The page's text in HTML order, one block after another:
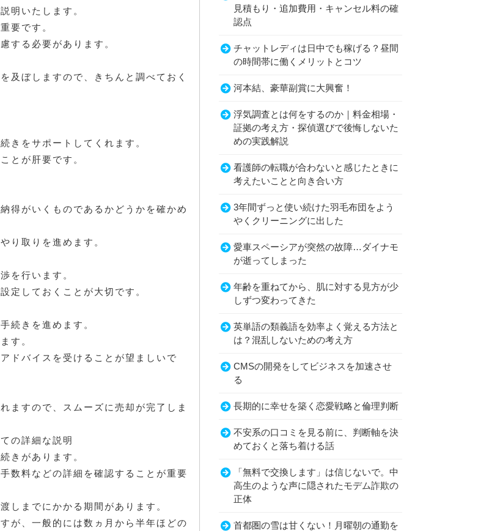
明いたします。
要です。
する必要があります。
及ぼしますので、きちんと調べておく
きをサポートしてくれます。
とが肝要です。
得がいくものであるかどうかを確かめ
り取りを進めます。
を行います。
定しておくことが大切です。
続きを進めます。
す。
ドバイスを受けることが望ましいで
ますので、スムーズに売却が完了しま
の詳細な説明
きがあります。
数料などの詳細を確認することが重要
しまでにかかる期間があります。
が、一般的には数ヵ月から半年ほどの
見積もり・追加費用・キャンセル料の確
認点
チャットレディは日中でも稼げる？昼間
の時間帯に働くメリットとコツ
河本結、豪華副賞に大興奮！
浮気調査とは何をするのか｜料金相場・
証拠の考え方・探偵選びで後悔しないた
めの実践解説
看護師の転職が合わないと感じたときに
考えたいことと向き合い方
3年間ずっと使い続けた羽毛布団をよう
やくクリーニングに出した
愛車スペーシアが突然の故障…ダイナモ
が逝ってしまった
年齢を重ねてから、肌に対する見方が少
しずつ変わってきた
英単語の類義語を効率よく覚える方法と
は？混乱しないための考え方
CMSの開発をしてビジネスを加速させ
る
長期的に幸せを築く恋愛戦略と倫理判断
不安系の口コミを見る前に、判断軸を決
めておくと落ち着ける話
「無料で交換します」は信じないで。中
高生のような声に隠されたモデム詐欺の
正体
首都圏の雪は甘くない！月曜朝の通勤を